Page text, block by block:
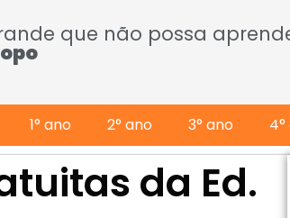
que não possa
1° ano 2° ano 3° ano
da Ed.